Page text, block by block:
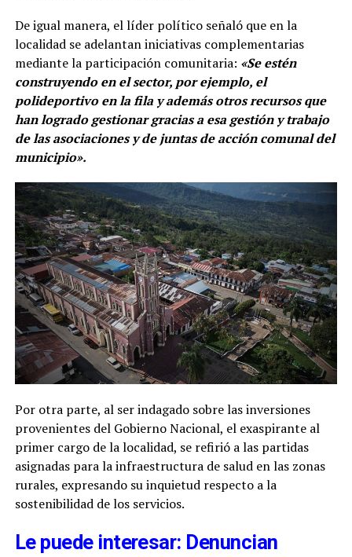
De igual manera, el líder político señaló que en la
localidad se adelantan iniciativas complementarias
mediante la participación comunitaria: «Se estén
construyendo en el sector, por ejemplo, el
polideportivo en la fila y además otros recursos que
han logrado gestionar gracias a esa gestión y trabajo
de las asociaciones y de juntas de acción comunal del
municipio».
Por otra parte, al ser indagado sobre las inversiones
provenientes del Gobierno Nacional, el exaspirante al
primer cargo de la localidad, se refirió a las partidas
asignadas para la infraestructura de salud en las zonas
rurales, expresando su inquietud respecto a la
sostenibilidad de los servicios.
Le puede interesar: Denuncian